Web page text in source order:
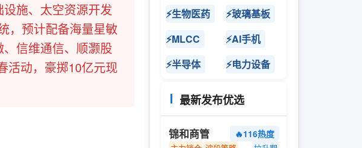
施、太空资源开发
，预计配备海量星敏
信维通信、顺灏股
活动，豪掷10亿元现
⚡生物医药
⚡玻璃基板
⚡MLCC
⚡AI手机
⚡半导体
⚡电力设备
最新发布优选
锦和商管 🔥116热度